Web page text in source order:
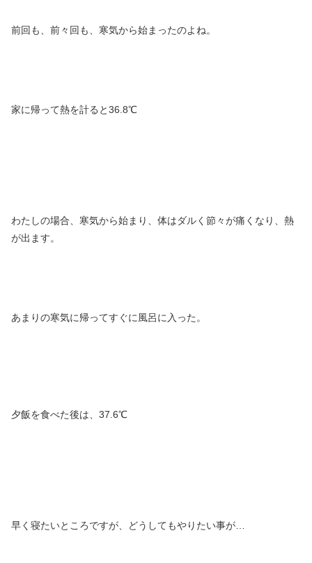
前回も、前々回も、寒気から始まったのよね。
家に帰って熱を計ると36.8℃
わたしの場合、寒気から始まり、体はダルく節々が痛くなり、熱
が出ます。
あまりの寒気に帰ってすぐに風呂に入った。
夕飯を食べた後は、37.6℃
早く寝たいところですが、どうしてもやりたい事が…